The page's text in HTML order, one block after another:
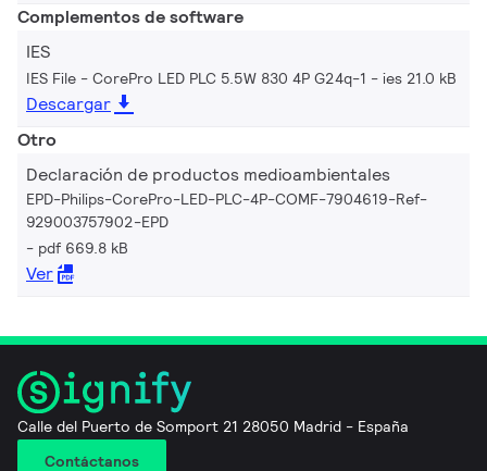
Complementos de software
IES
IES File - CorePro LED PLC 5.5W 830 4P G24q-1 ies 21.0 kB
Descargar
Otro
Declaración de productos medioambientales
EPD-Philips-CorePro-LED-PLC-4P-COMF-7904619-Ref-
929003757902-EPD
pdf 669.8 kB
Ver
Calle del Puerto de Somport 21 28050 Madrid - España
Contáctanos